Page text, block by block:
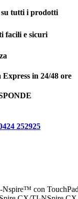
tutti i prodotti
facili e sicuri
Express in 24/48 ore
252925
Nspire™ con